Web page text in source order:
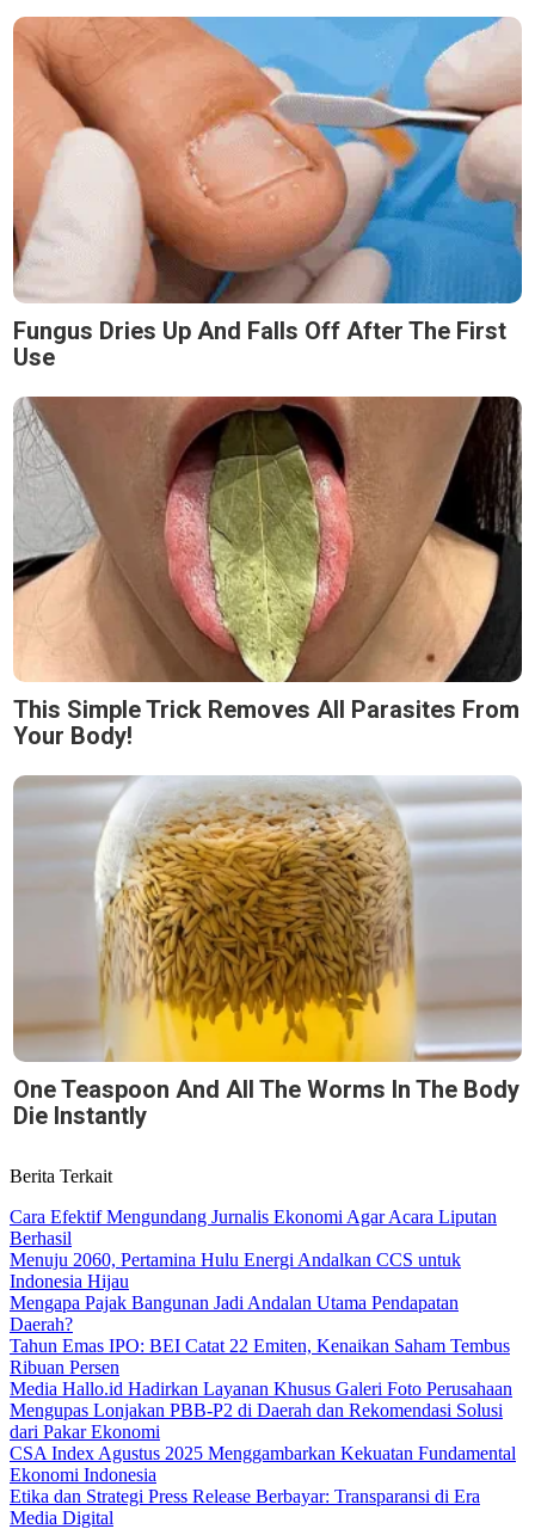
Fungus Dries Up And Falls Off After The First
Use
This Simple Trick Removes All Parasites From
Your Body!
One Teaspoon And All The Worms In The Body
Die Instantly
Berita Terkait
Cara Efektif Mengundang Jurnalis Ekonomi Agar Acara Liputan
Berhasil
Menuju 2060, Pertamina Hulu Energi Andalkan CCS untuk
Indonesia Hijau
Mengapa Pajak Bangunan Jadi Andalan Utama Pendapatan
Daerah?
Tahun Emas IPO: BEI Catat 22 Emiten, Kenaikan Saham Tembus
Ribuan Persen
Media Hallo.id Hadirkan Layanan Khusus Galeri Foto Perusahaan
Mengupas Lonjakan PBB-P2 di Daerah dan Rekomendasi Solusi
dari Pakar Ekonomi
CSA Index Agustus 2025 Menggambarkan Kekuatan Fundamental
Ekonomi Indonesia
Etika dan Strategi Press Release Berbayar: Transparansi di Era
Media Digital